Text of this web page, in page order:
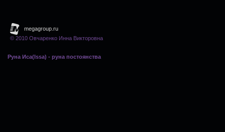
© 2010 Овчаренко Инна Викторовна
Руна Иса(Issa) - руна постоянства